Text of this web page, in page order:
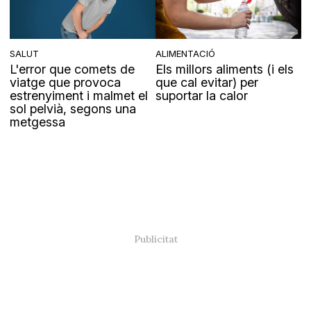
SALUT
L'error que comets de
viatge que provoca
estrenyiment i malmet el
sol pelvià, segons una
metgessa
ALIMENTACIÓ
Els millors aliments (i els
que cal evitar) per
suportar la calor